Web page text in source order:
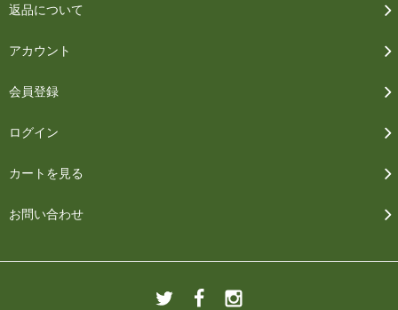
返品について
アカウント
会員登録
ログイン
カートを見る
お問い合わせ